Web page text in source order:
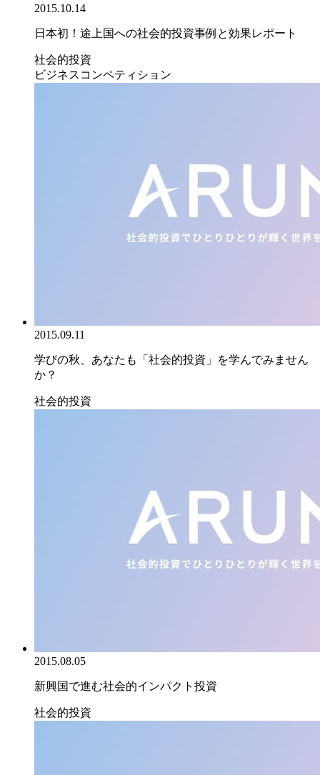
2015.10.14
日本初！途上国への社会的投資事例と効果レポート
社会的投資
ビジネスコンペティション
2015.09.11
学びの秋、あなたも「社会的投資」を学んでみません
か？
社会的投資
2015.08.05
新興国で進む社会的インパクト投資
社会的投資